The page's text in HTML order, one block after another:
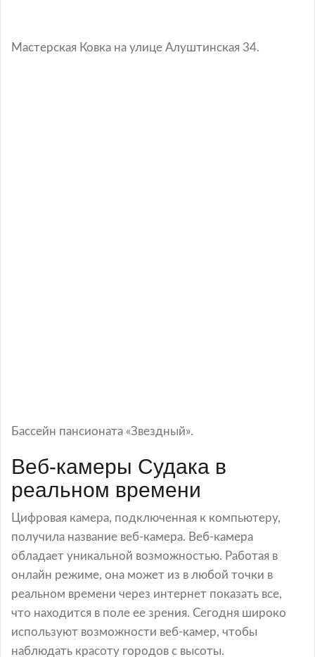
Мастерская Ковка на улице Алуштинская 34.
Бассейн пансионата «Звездный».
Веб-камеры Судака в
реальном времени
Цифровая камера, подключенная к компьютеру,
получила название веб-камера. Веб-камера
обладает уникальной возможностью. Работая в
онлайн режиме, она может из в любой точки в
реальном времени через интернет показать все,
что находится в поле ее зрения. Сегодня широко
используют возможности веб-камер, чтобы
наблюдать красоту городов с высоты.